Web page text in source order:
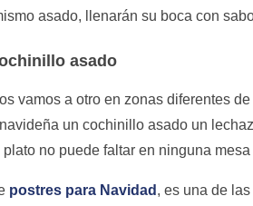
asado, llenarán su boca con
asado
vamos a otro en zonas diferentes
un cochinillo asado un
plato no puede faltar en ninguna
postres para Navidad , es una de